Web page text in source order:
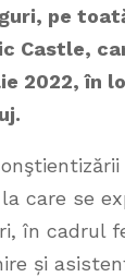
pe
Castle,
2022, în
care se
în cadrul
și